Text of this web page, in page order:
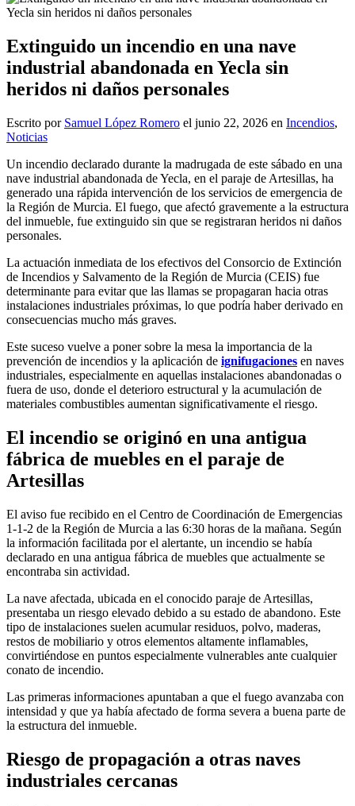
Extinguido un incendio en una nave
industrial abandonada en Yecla sin
heridos ni daños personales
Escrito por Samuel López Romero el junio 22, 2026 en Incendios,
Noticias
Un incendio declarado durante la madrugada de este sábado en una
nave industrial abandonada de Yecla, en el paraje de Artesillas, ha
generado una rápida intervención de los servicios de emergencia de
la Región de Murcia. El fuego, que afectó gravemente a la estructura
del inmueble, fue extinguido sin que se registraran heridos ni daños
personales.
La actuación inmediata de los efectivos del Consorcio de Extinción
de Incendios y Salvamento de la Región de Murcia (CEIS) fue
determinante para evitar que las llamas se propagaran hacia otras
instalaciones industriales próximas, lo que podría haber derivado en
consecuencias mucho más graves.
Este suceso vuelve a poner sobre la mesa la importancia de la
prevención de incendios y la aplicación de ignifugaciones en naves
industriales, especialmente en aquellas instalaciones abandonadas o
fuera de uso, donde el deterioro estructural y la acumulación de
materiales combustibles aumentan significativamente el riesgo.
El incendio se originó en una antigua
fábrica de muebles en el paraje de
Artesillas
El aviso fue recibido en el Centro de Coordinación de Emergencias
1-1-2 de la Región de Murcia a las 6:30 horas de la mañana. Según
la información facilitada por el alertante, un incendio se había
declarado en una antigua fábrica de muebles que actualmente se
encontraba sin actividad.
La nave afectada, ubicada en el conocido paraje de Artesillas,
presentaba un riesgo elevado debido a su estado de abandono. Este
tipo de instalaciones suelen acumular residuos, polvo, maderas,
restos de mobiliario y otros elementos altamente inflamables,
convirtiéndose en puntos especialmente vulnerables ante cualquier
conato de incendio.
Las primeras informaciones apuntaban a que el fuego avanzaba con
intensidad y que ya había afectado de forma severa a buena parte de
la estructura del inmueble.
Riesgo de propagación a otras naves
industriales cercanas